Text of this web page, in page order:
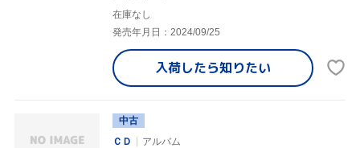
在庫なし
発売年月日：2024/09/25
入荷したら知りたい
中古
ＣＤ
アルバム